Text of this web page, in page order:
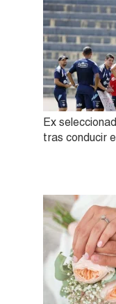
Ex
tras conducir